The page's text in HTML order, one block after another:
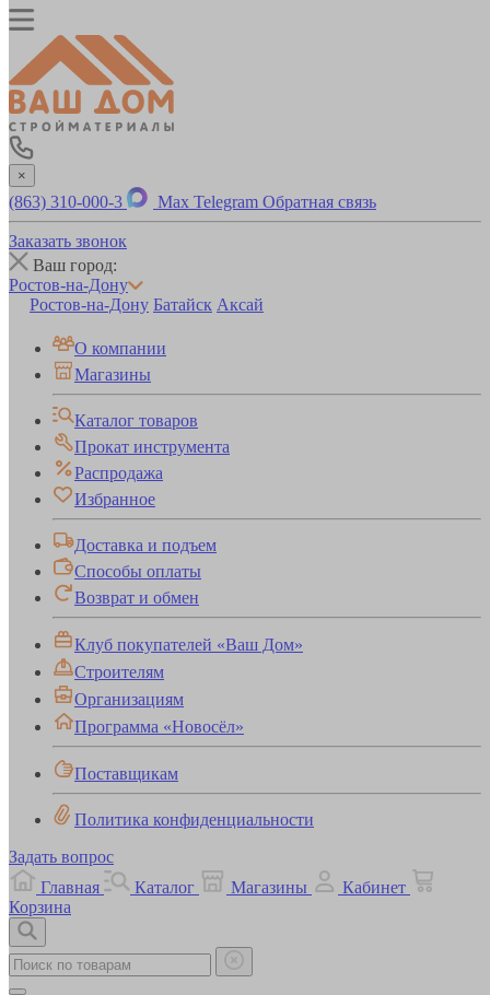
×
(863) 310-000-3 Max Telegram Обратная связь
Заказать звонок
Ваш город:
Ростов-на-Дону
Ростов-на-Дону Батайск Аксай
О компании
Магазины
Каталог товаров
Прокат инструмента
Распродажа
Избранное
Доставка и подъем
Способы оплаты
Возврат и обмен
Клуб покупателей «Ваш Дом»
Строителям
Организациям
Программа «Новосёл»
Поставщикам
Политика конфиденциальности
Задать вопрос
Главная
Каталог Магазины
Кабинет
Корзина